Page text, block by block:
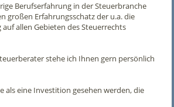
Berufserfahrung in der Steuerbranche
großen Erfahrungsschatz der u.a. die
allen Gebieten des Steuerrechts
stehe ich Ihnen gern persönlich
als eine Investition gesehen werden, die